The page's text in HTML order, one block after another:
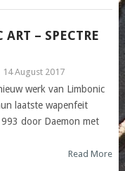
– SPECTRE
14 August 2017
werk van Limbonic
laatste wapenfeit
door Daemon met
Read More